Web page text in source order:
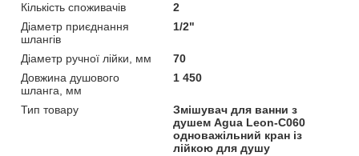
Кількість споживачів
2
Діаметр приєднання
шлангів
1/2"
Діаметр ручної лійки, мм
70
Довжина душового
шланга, мм
1 450
Тип товару
Змішувач для ванни з
душем Agua Leon-C060
одноважільний кран із
лійкою для душу